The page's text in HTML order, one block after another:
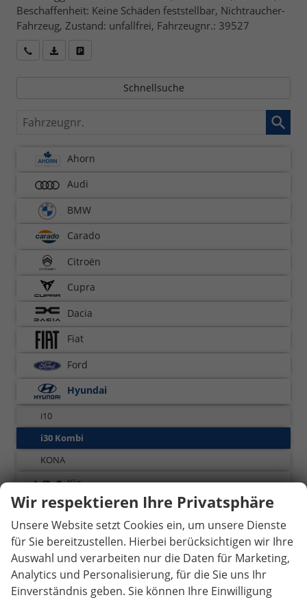
Beschaffenheit: Keine Schäden feststellbar, Nichtraucher-
Fahrzeug, Zustand: unfallfrei, Fahrzeugnr.: 39527
Wir rufen Sie anFahrzeugexposé (PDF)
Schnellsuche
Fahrzeugnr.
Ahorn
Audi
BMW
Carado
Citroën
Cupra
Dacia
Fiat
Ford
Hyundai
i10
i30 Kombi
KONA
Kia
Knaus
Mazda
MG
Nissan
Wir respektieren Ihre Privatsphäre
Unsere Website setzt Cookies ein, um unsere Dienste
für Sie bereitzustellen. Hierbei berücksichtigen wir Ihre
Auswahl und verarbeiten nur die Daten für Marketing,
Analytics und Personalisierung, für die Sie uns Ihr
Einverständnis geben. Sie können Ihre Einwilligung